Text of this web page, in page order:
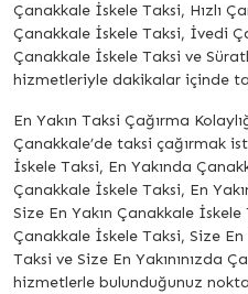
Çanakkale İskele Taksi, Hızlı
Çanakkale İskele Taksi, İvedi
Çanakkale İskele Taksi ve
hizmetleriyle dakikalar içinde
En Yakın Taksi Çağırma
Çanakkale’de taksi çağırmak
İskele Taksi, En Yakında
Çanakkale İskele Taksi, En
Size En Yakın Çanakkale İskele
Çanakkale İskele Taksi, Size
Taksi ve Size En Yakınınızda
hizmetlerle bulunduğunuz